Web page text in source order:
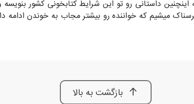
داستانی رو تو این شرایط کتابخونی کشور
میشیم که خواننده رو بیشتر مجاب به خوندن ادامه
بازگشت به بالا